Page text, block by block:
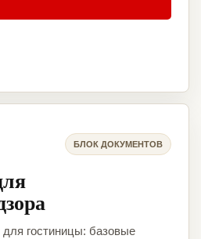
БЛОК ДОКУМЕНТОВ
гостиницы: базовые